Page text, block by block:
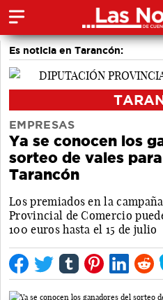
Es noticia en Tarancón:
EMPRESAS
Ya se conocen los
sorteo de vales
Tarancón
Los premiados en la
Provincial de Comercio
100 euros hasta el 15 de julio